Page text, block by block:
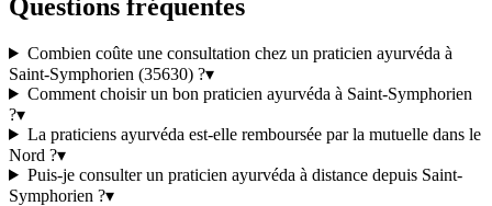
Questions fréquentes
Combien coûte une consultation chez un praticien ayurvéda à
Saint-Symphorien (35630) ?▾
Comment choisir un bon praticien ayurvéda à Saint-Symphorien
?▾
La praticiens ayurvéda est-elle remboursée par la mutuelle dans le
Nord ?▾
Puis-je consulter un praticien ayurvéda à distance depuis Saint-
Symphorien ?▾